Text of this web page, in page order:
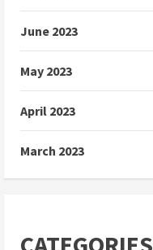
June 2023
May 2023
April 2023
March 2023